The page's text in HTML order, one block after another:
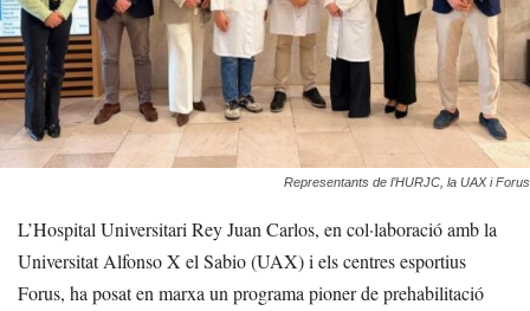
Representants de l’HURJC, la UAX i Forus
L’Hospital Universitari Rey Juan Carlos, en col·laboració amb la
Universitat Alfonso X el Sabio (UAX) i els centres esportius
Forus, ha posat en marxa un programa pioner de prehabilitació